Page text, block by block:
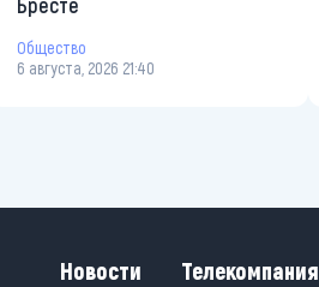
Общество
6 августа, 2026 21:40
Новости Телекомпания